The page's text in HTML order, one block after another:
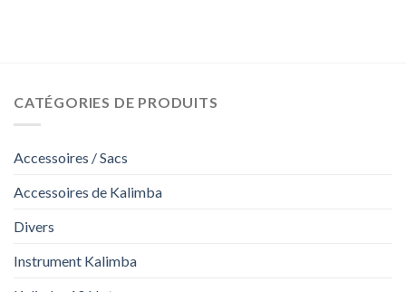
CATÉGORIES DE PRODUITS
Accessoires / Sacs
Accessoires de Kalimba
Divers
Instrument Kalimba